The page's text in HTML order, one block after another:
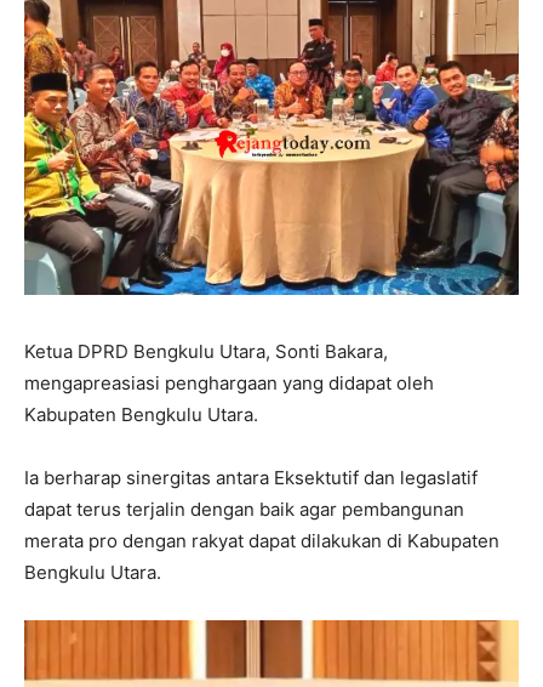
Ketua DPRD Bengkulu Utara, Sonti Bakara,
mengapreasiasi penghargaan yang didapat oleh
Kabupaten Bengkulu Utara.
Ia berharap sinergitas antara Eksektutif dan legaslatif
dapat terus terjalin dengan baik agar pembangunan
merata pro dengan rakyat dapat dilakukan di Kabupaten
Bengkulu Utara.